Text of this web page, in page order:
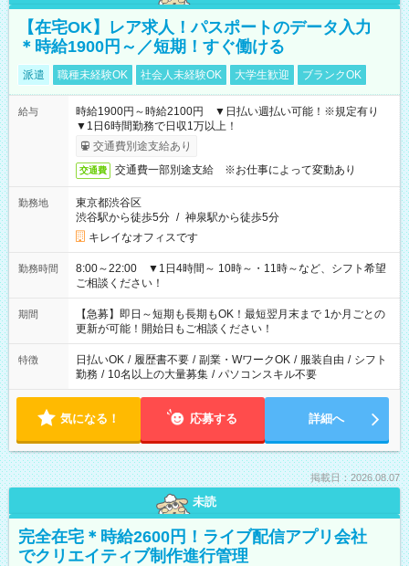
【在宅OK】レア求人！パスポートのデータ入力
＊時給1900円～／短期！すぐ働ける
派遣 職種未経験OK 社会人未経験OK 大学生歓迎 ブランクOK
給与
時給1900円～時給2100円 ▼日払い週払い可能！※規定有り
▼1日6時間勤務で日収1万以上！
交通費別途支給あり
交通費 交通費一部別途支給 ※お仕事によって変動あり
勤務地
東京都渋谷区
渋谷駅から徒歩5分 / 神泉駅から徒歩5分
キレイなオフィスです
勤務時間
8:00～22:00 ▼1日4時間～ 10時～・11時～など、シフト希望
ご相談ください！
期間
【急募】即日～短期も長期もOK！最短翌月末まで 1か月ごとの
更新が可能！開始日もご相談ください！
特徴 日払いOK / 履歴書不要 / 副業・WワークOK / 服装自由 / シフト
勤務 / 10名以上の大量募集 / パソコンスキル不要
気になる！ 応募する 詳細へ
掲載日：2026.08.07
未読
完全在宅＊時給2600円！ライブ配信アプリ会社
でクリエイティブ制作進行管理